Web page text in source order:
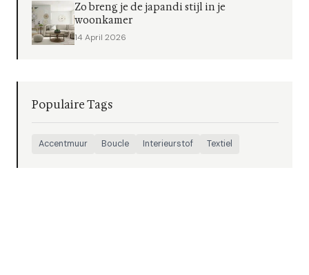
Zo breng je de japandi stijl in je
woonkamer
14 April 2026
Populaire Tags
Accentmuur Boucle Interieurstof Textiel